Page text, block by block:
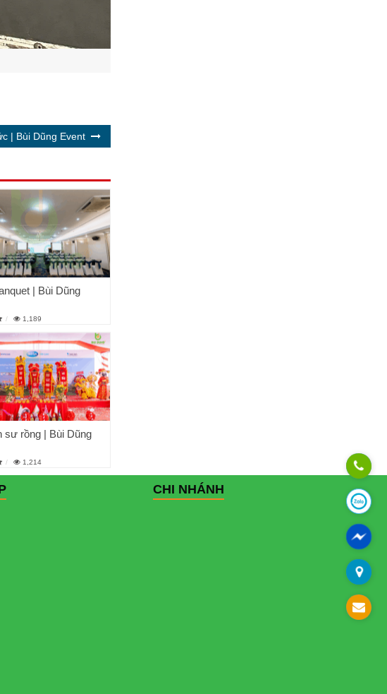
| Bùi Dũng Event
| Bùi Dũng
1,189
sư rồng | Bùi Dũng
1,214
CHI NHÁNH